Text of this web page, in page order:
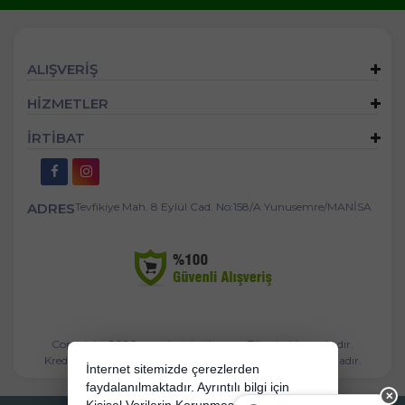
ALIŞVERİŞ
HİZMETLER
İRTİBAT
ADRESTevfikiye Mah. 8 Eylül Cad. No:158/A Yunusemre/MANİSA
Copyright 2026 mandastekstil.com - Tüm hakları saklıdır.
Kredi kartı bilgileriniz 256bit SSL sertifikası ile korunmaktadır.
✕
İnternet sitemizde çerezlerden
faydalanılmaktadır. Ayrıntılı bilgi için